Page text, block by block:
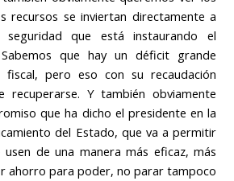
recursos se inviertan directamente a
que está instaurando el
que hay un déficit grande
pero eso con su recaudación
recuperarse. Y también obviamente
que ha dicho el presidente en la
del Estado, que va a permitir
de una manera más eficaz, más
ahorro para poder, no parar tampoco